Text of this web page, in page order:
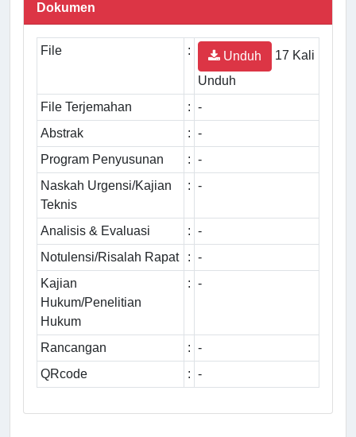
Dokumen
File : Unduh
17 Kali
Unduh
File Terjemahan
: -
Abstrak
: -
Program Penyusunan
: -
Naskah Urgensi/Kajian
Teknis
: -
Analisis & Evaluasi : -
Notulensi/Risalah Rapat
: -
Kajian
Hukum/Penelitian
Hukum
: -
Rancangan : -
QRcode
: -